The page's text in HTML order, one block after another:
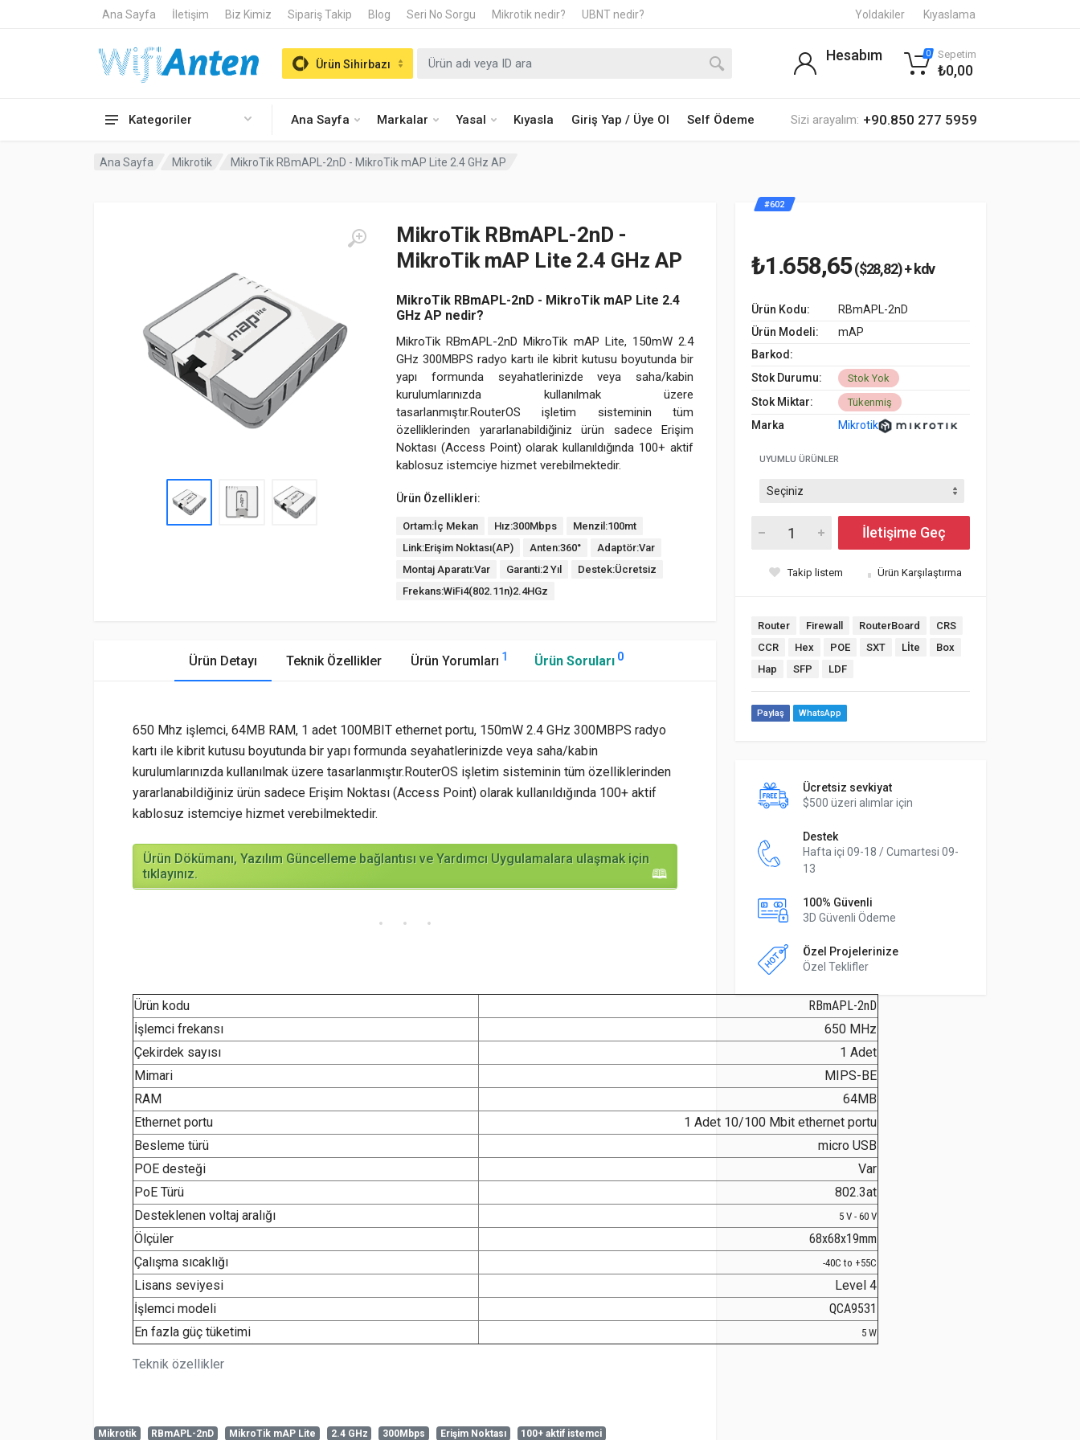
Ana Sayfa İletişim Biz Kimiz Sipariş Takip Blog Seri No Sorgu Mikrotik nedir? UBNT nedir? Yoldakiler Kıyaslama
Kategoriler Ana Sayfa Markalar Yasal Kıyasla Giriş Yap / Üye Ol Self Ödeme Sizi arayalım: +90.850 277 5959
Ürün Sihirbazı
Hesabım 0 Sepetim
₺0,00
Ana Sayfa Mikrotik MikroTik RBmAPL-2nD - MikroTik mAP Lite 2.4 GHz AP
MikroTik RBmAPL-2nD -
MikroTik mAP Lite 2.4 GHz AP
MikroTik RBmAPL-2nD - MikroTik mAP Lite 2.4
GHz AP nedir?
MikroTik RBmAPL-2nD MikroTik mAP Lite, 150mW 2.4
GHz 300MBPS radyo kartı ile kibrit kutusu boyutunda bir
yapı formunda seyahatlerinizde veya saha/kabin
kurulumlarınızda kullanılmak üzere
tasarlanmıştır.RouterOS işletim sisteminin tüm
özelliklerinden yararlanabildiğiniz ürün sadece Erişim
Noktası (Access Point) olarak kullanıldığında 100+ aktif
kablosuz istemciye hizmet verebilmektedir.
Ürün Özellikleri:
Ortam:İç Mekan Hız:300Mbps
Menzil:100mt
Link:Erişim Noktası(AP)
Anten:360°
Adaptör:Var
Montaj Aparatı:Var
Garanti:2 Yıl
Destek:Ücretsiz
Frekans:WiFi4(802.11n)2.4HGz
#602
₺1.658,65($28,82) + kdv
Ürün Kodu:
RBmAPL-2nD
Ürün Modeli:
mAP
Barkod:
Stok Durumu:
Stok Yok
Stok Miktar: Tükenmiş
Marka Mikrotik
UYUMLU ÜRÜNLER
İletişime Geç
Takip listem Ürün Karşılaştırma
Router Firewall RouterBoard
CRS
CCR
Hex POE SXT Lİte
Box
Hap
SFP LDF
Paylaş WhatsApp
Ücretsiz sevkiyat
$500 üzeri alımlar için
Destek
Hafta içi 09-18 / Cumartesi 09-
13
100% Güvenli
3D Güvenli Ödeme
Özel Projelerinize
Özel Teklifler
Ürün Detayı Teknik Özellikler Ürün Yorumları 1 Ürün Soruları 0
650 Mhz işlemci, 64MB RAM, 1 adet 100MBIT ethernet portu, 150mW 2.4 GHz 300MBPS radyo
kartı ile kibrit kutusu boyutunda bir yapı formunda seyahatlerinizde veya saha/kabin
kurulumlarınızda kullanılmak üzere tasarlanmıştır.RouterOS işletim sisteminin tüm özelliklerinden
yararlanabildiğiniz ürün sadece Erişim Noktası (Access Point) olarak kullanıldığında 100+ aktif
kablosuz istemciye hizmet verebilmektedir.
Ürün Dökümanı, Yazılım Güncelleme bağlantısı ve Yardımcı Uygulamalara ulaşmak için
tıklayınız.
Teknik özellikler
Ürün kodu
RBmAPL-2nD
İşlemci frekansı
650 MHz
Çekirdek sayısı
1 Adet
Mimari
MIPS-BE
RAM
64MB
Ethernet portu
1 Adet 10/100 Mbit ethernet portu
Besleme türü
micro USB
POE desteği
Var
PoE Türü
802.3at
Desteklenen voltaj aralığı
5 V - 60 V
Ölçüler
68x68x19mm
Çalışma sıcaklığı
-40C to +55C
Lisans seviyesi
Level 4
İşlemci modeli
QCA9531
En fazla güç tüketimi
5 W
Mikrotik RBmAPL-2nD MikroTik mAP Lite 2.4 GHz 300Mbps Erişim Noktası
100+ aktif istemci